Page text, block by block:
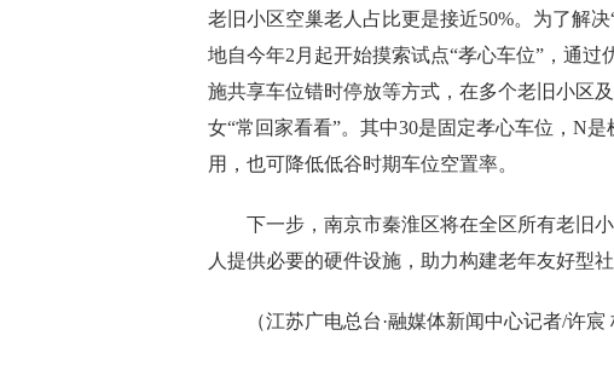
老旧小区空巢老人占比更是接近50%。为了解
地自今年2月起开始摸索试点“孝心车位”，通
施共享车位错时停放等方式，在多个老旧小区
女“常回家看看”。其中30是固定孝心车位，N
用，也可降低低谷时期车位空置率。
下一步，南京市秦淮区将在全区所有老旧
人提供必要的硬件设施，助力构建老年友好型社
（江苏广电总台·融媒体新闻中心记者/许宸